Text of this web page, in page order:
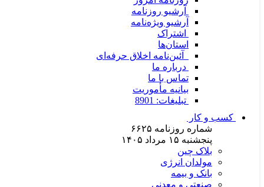
آرشیو روزنامه
آرشیو ویژه‌نامه
اشتراک
استان‌ها
آئین‌نامه اخلاق حرفه‌ای
درباره ما
تماس با ما
بیانیه مأموریت
تبلیغات: 8901
کسب و کار
شماره روزنامه ۶۶۲۵
پنجشنبه ۱۵ مرداد ۱۴۰۵
بلاک چین
مولدان انرژی
بانک و بیمه
صنعتی و معدنی